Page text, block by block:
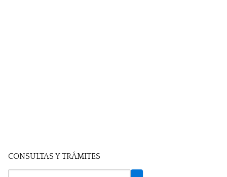
CONSULTAS Y TRÁMITES